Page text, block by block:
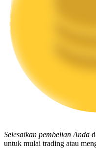
Launchpool
Staking fleksibel untuk
Selesaikan pembelian Anda
untuk mulai trading atau